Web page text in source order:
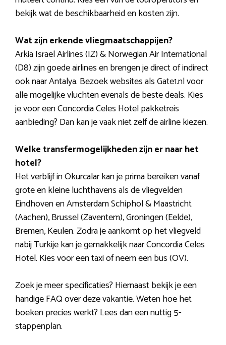
bekijk wat de beschikbaarheid en kosten zijn.
Wat zijn erkende vliegmaatschappijen?
Arkia Israel Airlines (IZ) & Norwegian Air International
(D8) zijn goede airlines en brengen je direct of indirect
ook naar Antalya. Bezoek websites als Gate1.nl voor
alle mogelijke vluchten evenals de beste deals. Kies
je voor een Concordia Celes Hotel pakketreis
aanbieding? Dan kan je vaak niet zelf de airline kiezen.
Welke transfermogelijkheden zijn er naar het
hotel?
Het verblijf in Okurcalar kan je prima bereiken vanaf
grote en kleine luchthavens als de vliegvelden
Eindhoven en Amsterdam Schiphol & Maastricht
(Aachen), Brussel (Zaventem), Groningen (Eelde),
Bremen, Keulen. Zodra je aankomt op het vliegveld
nabij Turkije kan je gemakkelijk naar Concordia Celes
Hotel. Kies voor een taxi of neem een bus (OV).
Zoek je meer specificaties? Hiernaast bekijk je een
handige FAQ over deze vakantie. Weten hoe het
boeken precies werkt? Lees dan een nuttig 5-
stappenplan.